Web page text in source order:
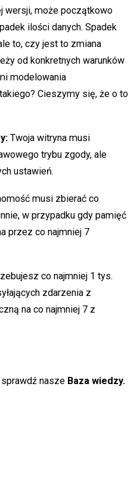
wersji, może początkowo
ilości danych. Spadek
to, czy jest to zmiana
od konkretnych warunków
modelowania
Cieszymy się, że o to
Twoja witryna musi
trybu zgody, ale
ustawień.
musi zbierać co
w przypadku gdy pamięć
przez co najmniej 7
co najmniej 1 tys.
zdarzenia z
na co najmniej 7 z
nasze Baza wiedzy.